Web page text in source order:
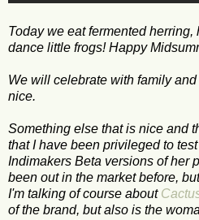
Today we eat fermented
dance little frogs! Happy
We will celebrate with family
nice.
Something else that is nice and
that I have been privileged to
Indimakers Beta versions of her
been out in the market before,
I'm talking of course about
of the brand, but also is the